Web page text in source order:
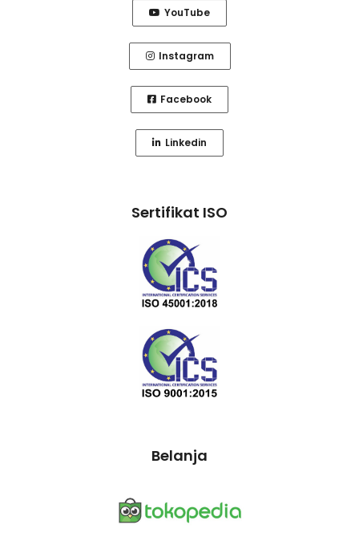
YouTube
Instagram
Facebook
Linkedin
Sertifikat ISO
Belanja